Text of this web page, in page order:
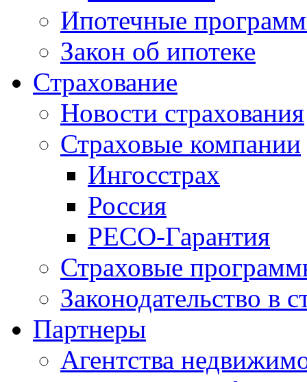
Ипотечные
Закон об ипотеке
Страхование
Новости страхования
Страховые компании
Ингосстрах
Россия
РЕСО-Гарантия
Страховые
Законодательство в
Партнеры
Агентства